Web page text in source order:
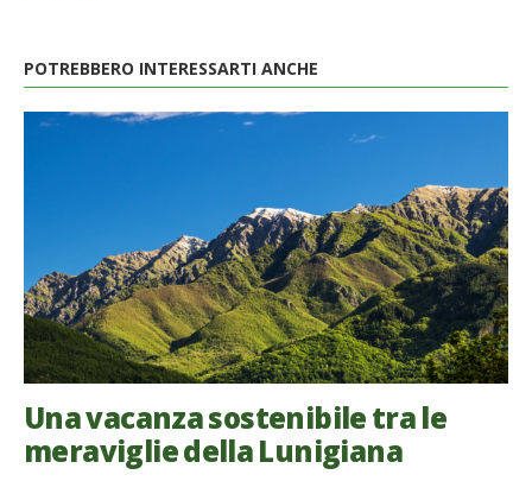
POTREBBERO INTERESSARTI ANCHE
Una vacanza sostenibile tra le
meraviglie della Lunigiana